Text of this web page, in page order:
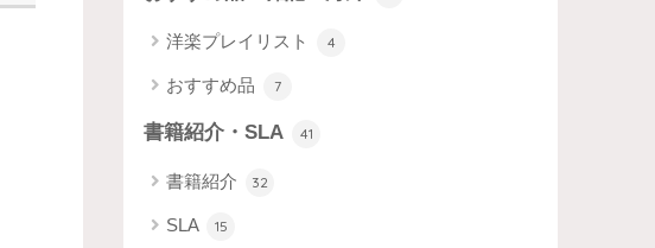
洋楽プレイリスト 4
おすすめ品 7
書籍紹介・SLA 41
書籍紹介 32
SLA 15